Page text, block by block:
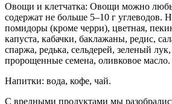
Овощи и клетчатка: Овощи можно
содержат не больше 5–10 г углеводов.
помидоры (кроме черри), цветная,
капуста, кабачки, баклажаны, редис,
спаржа, редька, сельдерей, зеленый
пророщенные семена, оливковое масло.
Напитки: вода, кофе, чай.
С вредными продуктами мы